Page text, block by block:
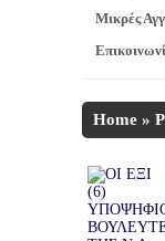
Μικρές
Home »